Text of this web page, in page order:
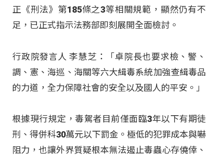
正《刑法》第185條之3等相關規範，顯然仍有不
足，已正式指示法務部即刻展開全面檢討。
行政院發言人 李慧芝：「卓院長也要求檢、警、
調、憲、海巡、海關等六大緝毒系統加強查緝毒品
的力道，全力保障社會的安全以及國人的平安。」
根據現行規定，毒駕者目前僅面臨3年以下有期徒
刑、得併科30萬元以下罰金。極低的犯罪成本與嚇
阻力，也讓外界質疑根本無法遏止毒蟲心存僥倖、